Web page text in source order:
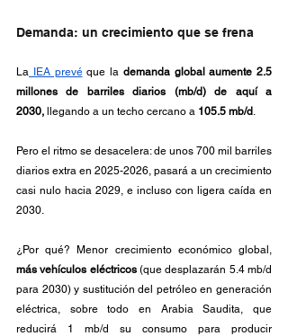
Demanda: un crecimiento que se frena
La IEA prevé que la demanda global aumente 2.5
millones de barriles diarios (mb/d) de aquí a
2030, llegando a un techo cercano a 105.5 mb/d .
Pero el ritmo se desacelera: de unos 700 mil barriles
diarios extra en 2025-2026, pasará a un crecimiento
casi nulo hacia 2029, e incluso con ligera caída en
2030.
más vehículos eléctricos (que desplazarán 5.4 mb/d
para 2030) y sustitución del petróleo en generación
eléctrica, sobre todo en Arabia Saudita, que
reducirá 1 mb/d su consumo para producir